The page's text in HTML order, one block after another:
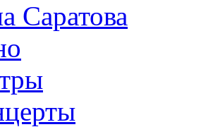
Саратова